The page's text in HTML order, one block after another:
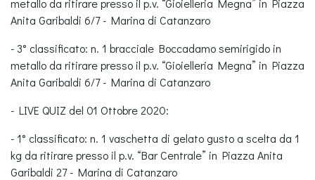
metallo da ritirare presso il p.v. “Gioielleria Megna” in Piazza
Anita Garibaldi 6/7 - Marina di Catanzaro
- 3° classificato: n. 1 bracciale Boccadamo semirigido in
metallo da ritirare presso il p.v. “Gioielleria Megna” in Piazza
Anita Garibaldi 6/7 - Marina di Catanzaro
- LIVE QUIZ del 01 Ottobre 2020:
- 1° classificato: n. 1 vaschetta di gelato gusto a scelta da 1
kg da ritirare presso il p.v. “Bar Centrale” in Piazza Anita
Garibaldi 27 - Marina di Catanzaro